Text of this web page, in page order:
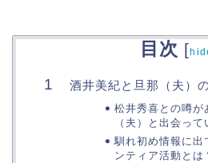
目次 [
酒井美紀と旦那（夫）
松井秀喜との噂が
（夫）と出会って
馴れ初め情報に出
ンティア活動とは